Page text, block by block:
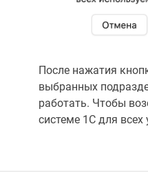
После нажатия
выбранных
работать. Чтобы
системе 1С для